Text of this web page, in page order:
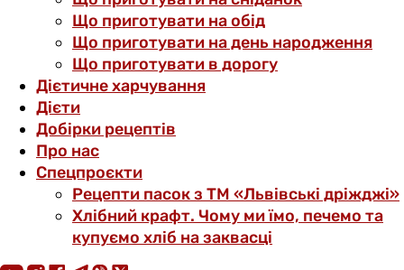
Що приготувати на обід
Що приготувати на день народження
Що приготувати в дорогу
Дієтичне харчування
Дієти
Добірки рецептів
Про нас
Спецпроєкти
Рецепти пасок з ТМ «Львівські дріжджі»
Хлібний крафт. Чому ми їмо, печемо та
купуємо хліб на заквасці